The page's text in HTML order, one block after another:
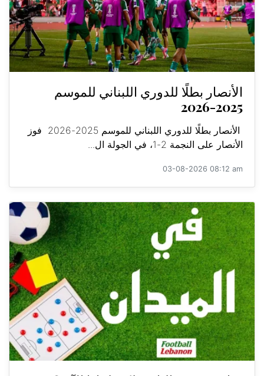
الأنصار بطلًا للدوري اللبناني للموسم
2025-2026
الأنصار بطلًا للدوري اللبناني للموسم 2025-2026 فوز
الأنصار على النجمة 2-1، في الجولة ال...
03-08-2026 08:12 am